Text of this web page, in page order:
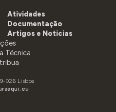
Atividades
Documentação
Artigos e Noticias
Técnica
026 Lisboa